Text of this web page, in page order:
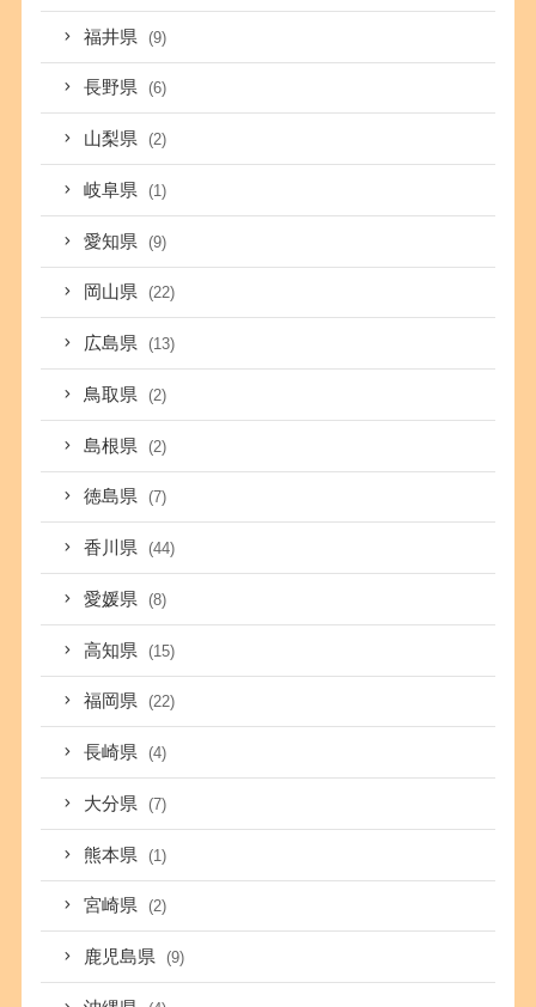
福井県 (9)
長野県 (6)
山梨県 (2)
岐阜県 (1)
愛知県 (9)
岡山県 (22)
広島県 (13)
鳥取県 (2)
島根県 (2)
徳島県 (7)
香川県 (44)
愛媛県 (8)
高知県 (15)
福岡県 (22)
長崎県 (4)
大分県 (7)
熊本県 (1)
宮崎県 (2)
鹿児島県 (9)